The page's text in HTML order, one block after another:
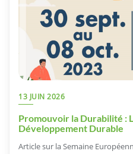
13 JUIN 2026
Promouvoir la Durabilité :
Développement Durable
Article sur la Semaine